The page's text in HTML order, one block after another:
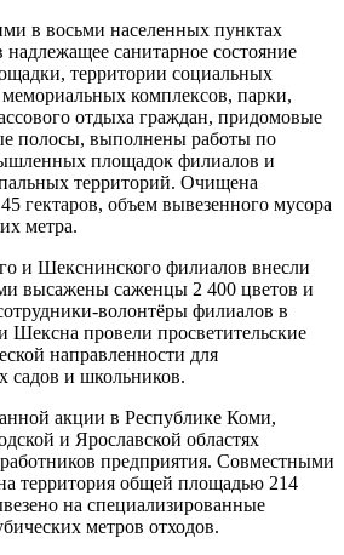
в восьми населенных пунктах
надлежащее санитарное состояние
территории социальных
комплексов, парки,
отдыха граждан, придомовые
полосы, выполнены работы по
площадок филиалов и
территорий. Очищена
гектаров, объем вывезенного мусора
метра.
и Шекснинского филиалов внесли
высажены саженцы 2 400 цветов и
волонтёры филиалов в
провели просветительские
направленности для
садов и школьников.
акции в Республике Коми,
и Ярославской областях
предприятия. Совместными
территория общей площадью 214
на специализированные
метров отходов.